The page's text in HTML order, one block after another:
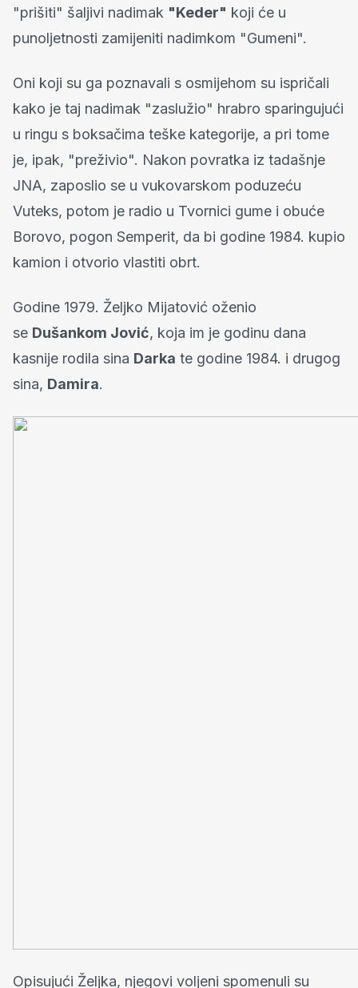
"prišiti" šaljivi nadimak "Keder" koji će u
punoljetnosti zamijeniti nadimkom "Gumeni".
Oni koji su ga poznavali s osmijehom su ispričali
kako je taj nadimak "zaslužio" hrabro sparingujući
u ringu s boksačima teške kategorije, a pri tome
je, ipak, "preživio". Nakon povratka iz tadašnje
JNA, zaposlio se u vukovarskom poduzeću
Vuteks, potom je radio u Tvornici gume i obuće
Borovo, pogon Semperit, da bi godine 1984. kupio
kamion i otvorio vlastiti obrt.
Godine 1979. Željko Mijatović oženio
se Dušankom Jović, koja im je godinu dana
kasnije rodila sina Darka te godine 1984. i drugog
sina, Damira.
Opisujući Željka, njegovi voljeni spomenuli su